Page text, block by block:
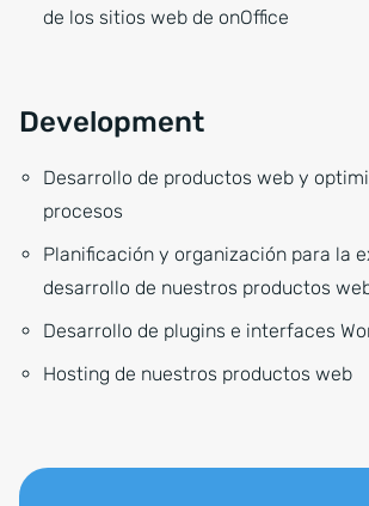
de los sitios web de onOffice
Development
Desarrollo de productos web y
procesos
Planificación y organización para la
desarrollo de nuestros productos
Desarrollo de plugins e interfaces
Hosting de nuestros productos web